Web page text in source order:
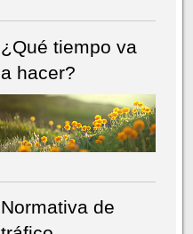
¿Qué tiempo va
a hacer?
Normativa de